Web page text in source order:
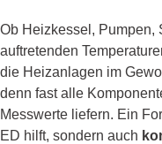
Ob Heizkessel, Pumpen,
auftretenden
die Heizanlagen im
denn fast alle
Messwerte liefern. Ein
ED hilft, sondern auch